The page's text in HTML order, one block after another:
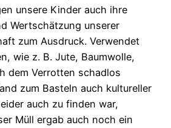
unsere Kinder auch ihre
Wertschätzung unserer
zum Ausdruck. Verwendet
wie z. B. Jute, Baumwolle,
dem Verrotten schadlos
zum Basteln auch kultureller
auch zu finden war,
Müll ergab auch noch ein